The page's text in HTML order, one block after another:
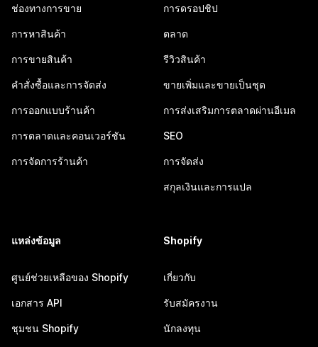
ช่องทางการขาย
การหาสินค้า
การขายสินค้า
คำสั่งซื้อและการจัดส่ง
การออกแบบร้านค้า
การตลาดและคอนเวอร์ชัน
การจัดการร้านค้า
การดรอปชิป
ตลาด
รีวิวสินค้า
ขายเพิ่มและขายเป็นชุด
การส่งเสริมการตลาดผ่านอีเมล
SEO
การจัดส่ง
สกุลเงินและการแปล
แหล่งข้อมูล
ศูนย์ช่วยเหลือของ Shopify
เอกสาร API
ชุมชน Shopify
Shopify
เกี่ยวกับ
รับสมัครงาน
นักลงทุน